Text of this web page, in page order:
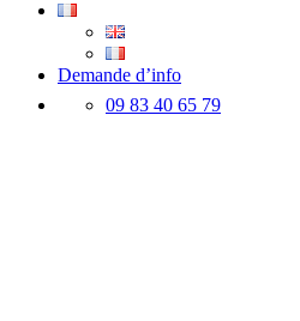
Demande d’info
09 83 40 65 79